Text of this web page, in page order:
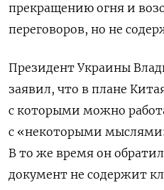
прекращению огня и
переговоров, но не
Президент Украины
заявил, что в плане
с которыми можно
с «некоторыми
В то же время он
документ не содержит